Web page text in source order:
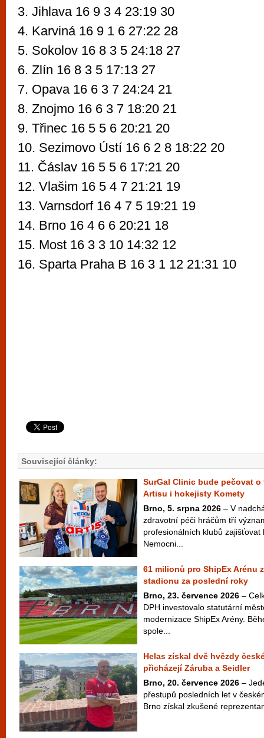
3. Jihlava 16 9 3 4 23:19 30
4. Karviná 16 9 1 6 27:22 28
5. Sokolov 16 8 3 5 24:18 27
6. Zlín 16 8 3 5 17:13 27
7. Opava 16 6 3 7 24:24 21
8. Znojmo 16 6 3 7 18:20 21
9. Třinec 16 5 5 6 20:21 20
10. Sezimovo Ústí 16 6 2 8 18:22 20
11. Čáslav 16 5 5 6 17:21 20
12. Vlašim 16 5 4 7 21:21 19
13. Varnsdorf 16 4 7 5 19:21 19
14. Brno 16 4 6 6 20:21 18
15. Most 16 3 3 10 14:32 12
16. Sparta Praha B 16 3 1 12 21:31 10
Související články:
SurGal Clinic bude pečovat
Artisu i hokejisty Komety
Brno, 5. srpna 2026 – V
zdravotní péči hráčům tří
profesionálních klubů zajišťovat
Nemocni...
61 milionů pro ShipEx Arénu
stadionu za poslední roky
Brno, 23. července 2026 –
DPH investovalo statutární
modernizace ShipEx Arény.
spole...
Helas získal dvě hvězdy
přicházejí Záruba a Seidler
Brno, 20. července 2026 –
přestupů posledních let v
Brno získal zkušené